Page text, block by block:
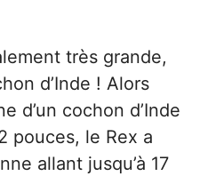
très grande,
d’Inde ! Alors
d’un cochon d’Inde
pouces, le Rex a
allant jusqu’à 17